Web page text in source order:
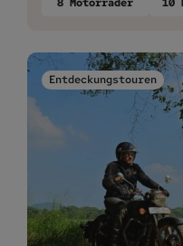
Entdeckungstouren